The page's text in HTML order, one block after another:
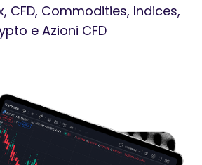
IL TRADING
CFD, Commodities, Indices,
e Azioni CFD